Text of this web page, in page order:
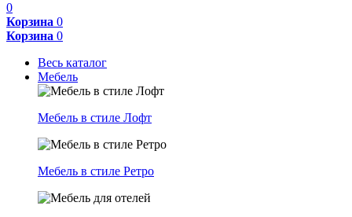
0
Корзина 0
Корзина 0
Весь каталог
Мебель
Мебель в стиле Лофт
Мебель в стиле Ретро